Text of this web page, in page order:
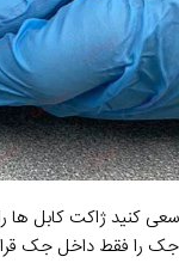
سعی کنید ژاکت کابل ها
جک را فقط داخل جک